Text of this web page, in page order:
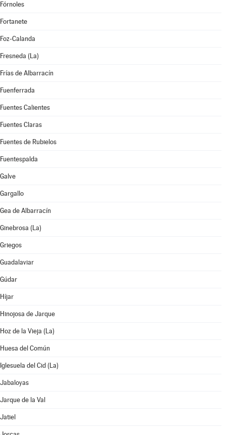
Fórnoles
Fortanete
Foz-Calanda
Fresneda (La)
Frías de Albarracín
Fuenferrada
Fuentes Calientes
Fuentes Claras
Fuentes de Rubielos
Fuentespalda
Galve
Gargallo
Gea de Albarracín
Ginebrosa (La)
Griegos
Guadalaviar
Gúdar
Híjar
Hinojosa de Jarque
Hoz de la Vieja (La)
Huesa del Común
Iglesuela del Cid (La)
Jabaloyas
Jarque de la Val
Jatiel